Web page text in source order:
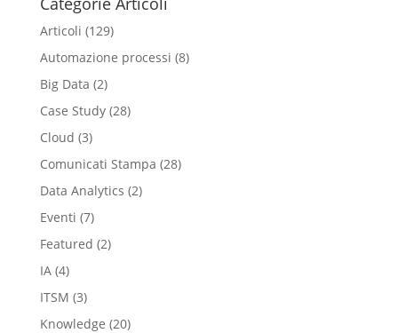
Articoli (129)
Automazione processi (8)
Big Data (2)
Case Study(28)
Cloud (3)
Comunicati Stampa (28)
Data Analytics (2)
Eventi (7)
Featured (2)
IA(4)
ITSM (3)
Knowledge (20)